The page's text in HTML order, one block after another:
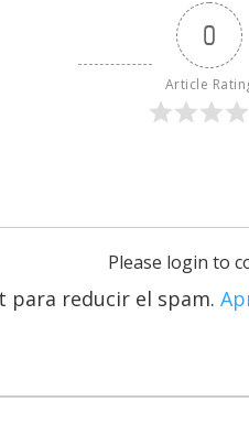
0
Article
Please login to
para reducir el spam.